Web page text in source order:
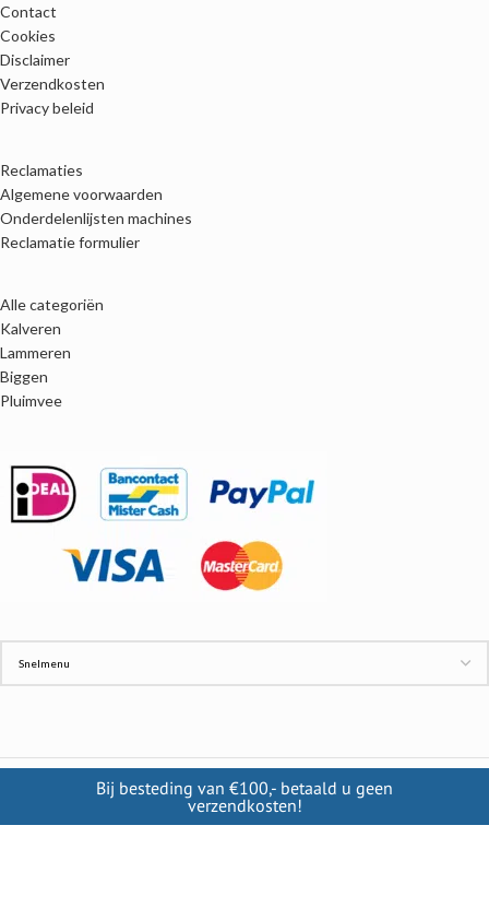
Contact
Cookies
Disclaimer
Verzendkosten
Privacy beleid
Reclamaties
Algemene voorwaarden
Onderdelenlijsten machines
Reclamatie formulier
Alle categoriën
Kalveren
Lammeren
Biggen
Pluimvee
INFORMATIE
Bij besteding van €100,- betaald u geen
verzendkosten!